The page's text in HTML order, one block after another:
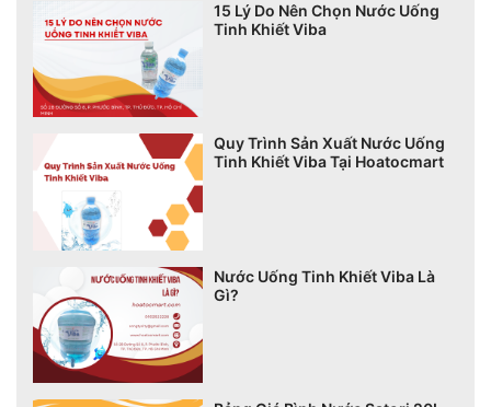
15 Lý Do Nên Chọn Nước Uống
Tinh Khiết Viba
Quy Trình Sản Xuất Nước Uống
Tinh Khiết Viba Tại Hoatocmart
Nước Uống Tinh Khiết Viba Là
Gì?